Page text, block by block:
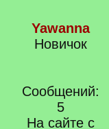
Yawanna
Новичок
Сообщений:
5
На сайте с